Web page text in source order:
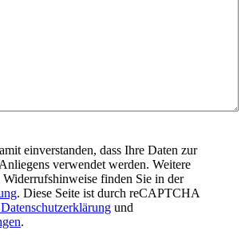
einverstanden, dass Ihre Daten zur
verwendet werden. Weitere
finden Sie in der
. Diese Seite ist durch reCAPTCHA
und
.